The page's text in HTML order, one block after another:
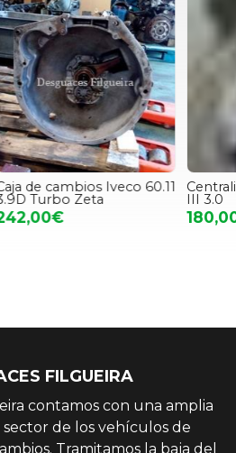
Centralita ECU Iveco Daily
III 3.0
180,00€
FILGUEIRA
contamos con una amplia
de los vehículos de
Tramitamos la baja del